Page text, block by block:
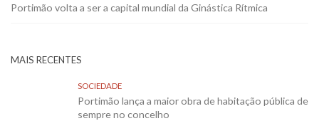
Portimão volta a ser a capital mundial da Ginástica Rítmica
MAIS RECENTES
SOCIEDADE
Portimão lança a maior obra de habitação pública de
sempre no concelho